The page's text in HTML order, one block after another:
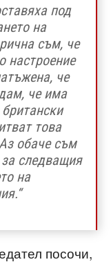
под
на
съм, че
настроение
че
че има
това
обаче съм
следващия
на
посочи,